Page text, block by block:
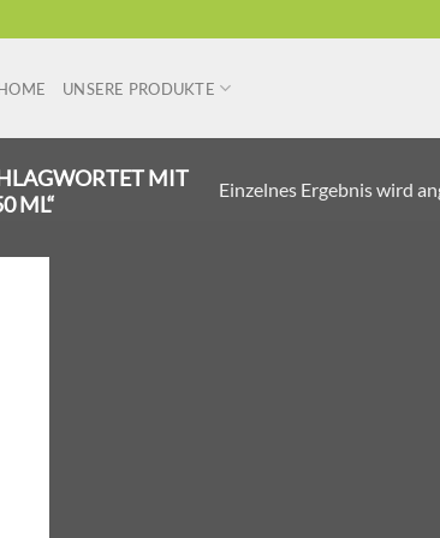
UNSERE PRODUKTE
MIT
ML“
Einzelnes Ergebnis wird